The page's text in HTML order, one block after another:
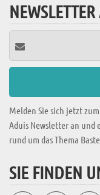
Melden Sie sich jetzt
Aduis Newsletter an und
rund um das Thema
SIE FINDEN